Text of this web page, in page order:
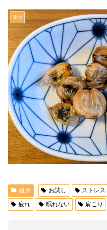
健康
健康 お試し ストレス
疲れ
眠れない 肩こり